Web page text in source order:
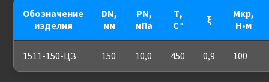
Обозначение
изделия
DN,
мм
PN,
мПа
Т,
С°
ξ
Мкр,
Н•м
1511-150-ЦЗ 150 10,0 450 0,9 100